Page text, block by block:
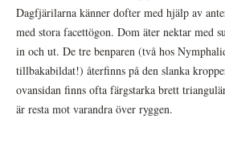
Dagfjärilarna känner dofter med hjälp av
med stora facettögon. Dom äter nektar med
in och ut. De tre benparen (två hos
tillbakabildat!) återfinns på den slanka
ovansidan finns ofta färgstarka brett
är resta mot varandra över ryggen.